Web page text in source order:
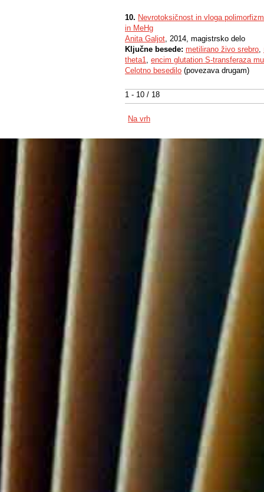
1 - 10 / 18
10. Nevrotoksičnost in vloga
in MeHg
Anita Galjot, 2014, magistrsko delo
Ključne besede: metilirano živo srebro,
theta1, encim glutation S-transferaza
Celotno besedilo (povezava drugam)
Na vrh